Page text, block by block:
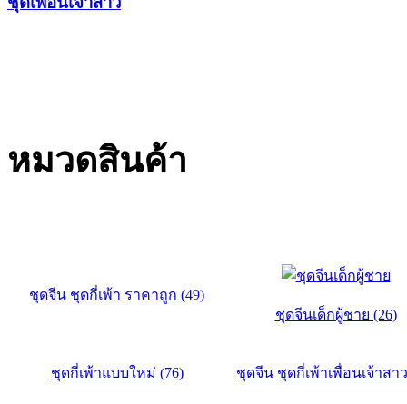
หมวดสินค้า
ชุดจีน ชุดกี่เพ้า ราคาถูก (49)
ชุดจีนเด็กผู้ชาย (26)
ชุดกี่เพ้าแบบใหม่ (76) ชุดจีน ชุดกี่เพ้าเพื่อนเจ้าสา